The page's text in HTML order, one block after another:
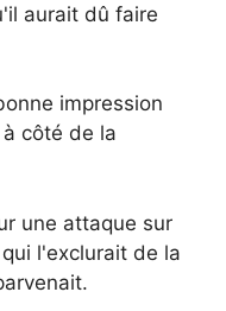
aurait dû faire
impression
côté de la
une attaque sur
l'exclurait de la